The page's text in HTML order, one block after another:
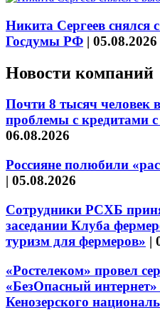
Никита Сергеев снялся
Госдумы РФ | 05.08.2026
Новости компаний
Почти 8 тысяч
проблемы с кредитами
06.08.2026
Россияне полюбили
| 05.08.2026
Сотрудники РСХБ
заседании Клуба
туризм для фермеров» |
«Ростелеком» провел
«БезОпасный интернет»
Кенозерского